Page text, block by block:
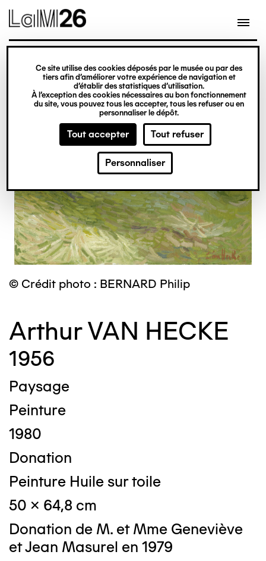
Gestion des cookies
Ce site utilise des cookies déposés par le musée ou par des
tiers afin d’améliorer votre expérience de navigation et
d’établir des statistiques d’utilisation.
À l’exception des cookies nécessaires au bon fonctionnement
du site, vous pouvez tous les accepter, tous les refuser ou en
personnaliser le dépôt.
Tout accepter Tout refuser
Personnaliser
contenu
© Crédit photo : BERNARD Philip
Arthur VAN HECKE
1956
Paysage
Peinture
1980
Donation
Peinture Huile sur toile
50 x 64,8 cm
Donation de M. et Mme Geneviève
et Jean Masurel en 1979